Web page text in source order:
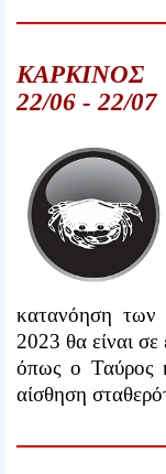
ΚΑΡΚΙΝΟΣ
22/06 - 22/07
κατανόηση των
2023 θα είναι
όπως ο Ταύρος
αίσθηση